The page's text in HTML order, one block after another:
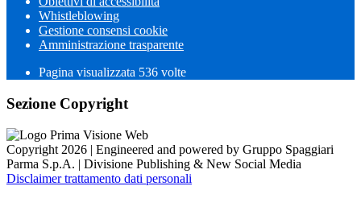
Whistleblowing
Gestione consensi cookie
Amministrazione trasparente
Pagina visualizzata 536 volte
Sezione Copyright
Copyright 2026 | Engineered and powered by Gruppo Spaggiari
Parma S.p.A. | Divisione Publishing & New Social Media
Disclaimer trattamento dati personali